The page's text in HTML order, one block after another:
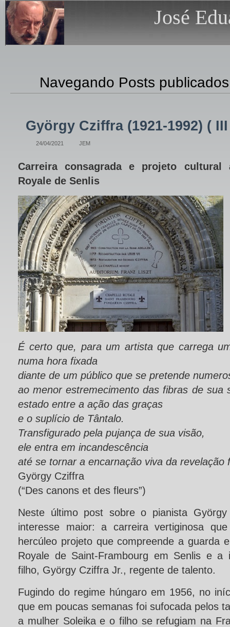
José
Navegando Posts
György Cziffra (1921-1992) (
24/04/2021 JEM
Carreira consagrada e projeto cultural
Royale de Senlis
É certo que, para um artista que carrega
numa hora fixada
diante de um público que se pretende
ao menor estremecimento das fibras de sua
estado entre a ação das graças
e o suplício de Tântalo.
Transfigurado pela pujança de sua visão,
ele entra em incandescência
até se tornar a encarnação viva da revelação
György Cziffra
(“Des canons et des fleurs”)
Neste último post sobre o pianista
interesse maior: a carreira vertiginosa
hercúleo projeto que compreende a guarda
Royale de Saint-Frambourg em Senlis e a
filho, György Cziffra Jr., regente de talento.
Fugindo do regime húngaro em 1956, no
que em poucas semanas foi sufocada pelos
a mulher Soleika e o filho se refugiam na